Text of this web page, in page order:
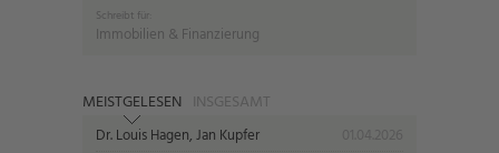
Schreibt für:
Immobilien & Finanzierung
MEISTGELESEN INSGESAMT
Dr. Louis Hagen, Jan Kupfer